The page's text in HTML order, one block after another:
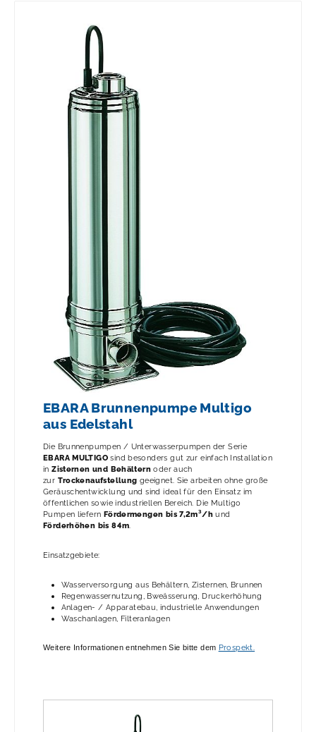
EBARA Brunnenpumpe Multigo
aus Edelstahl
Die Brunnenpumpen / Unterwasserpumpen der Serie
EBARA MULTIGO sind besonders gut zur einfach Installation
inZisternen und Behältern oder auch
zur Trockenaufstellung geeignet. Sie arbeiten ohne große
Geräuschentwicklung und sind ideal für den Einsatz im
öffentlichen sowie industriellen Bereich. Die Multigo
Pumpen liefern Fördermengen bis 7,2m³/hund
Förderhöhen bis 84m.
Einsatzgebiete:
Wasserversorgung aus Behältern, Zisternen, Brunnen
Regenwassernutzung, Bweässerung, Druckerhöhung
Anlagen- / Apparatebau, industrielle Anwendungen
Waschanlagen, Filteranlagen
Weitere Informationen entnehmen Sie bitte dem Prospekt.